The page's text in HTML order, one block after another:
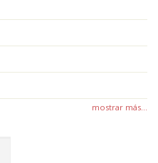
mostrar más...